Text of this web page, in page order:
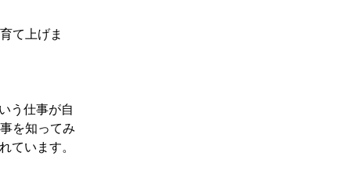
て上げま
う仕事が自
を知ってみ
います。